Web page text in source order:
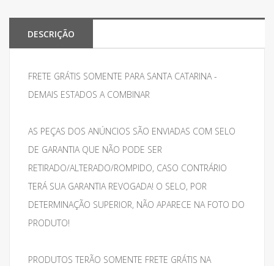
DESCRIÇÃO
FRETE GRÁTIS SOMENTE PARA SANTA CATARINA -
DEMAIS ESTADOS A COMBINAR
AS PEÇAS DOS ANÚNCIOS SÃO ENVIADAS COM SELO
DE GARANTIA QUE NÃO PODE SER
RETIRADO/ALTERADO/ROMPIDO, CASO CONTRÁRIO
TERÁ SUA GARANTIA REVOGADA! O SELO, POR
DETERMINAÇÃO SUPERIOR, NÃO APARECE NA FOTO DO
PRODUTO!
PRODUTOS TERÃO SOMENTE FRETE GRÁTIS NA